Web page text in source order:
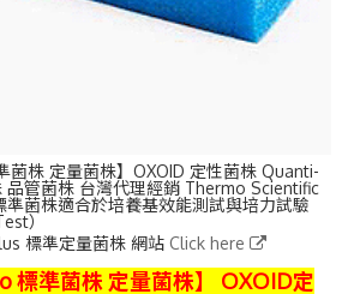
菌株 定量菌株】OXOID 定性菌株 Quanti-
管菌株 台灣代理經銷 Thermo Scientific
準菌株適合於培養基效能測試與培力試驗
）
標準定量菌株 網站 Click here
標準菌株 定量菌株】
OXOID定